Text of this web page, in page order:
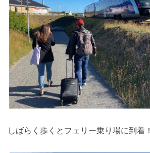
しばらく歩くとフェリー乗り場に到着！